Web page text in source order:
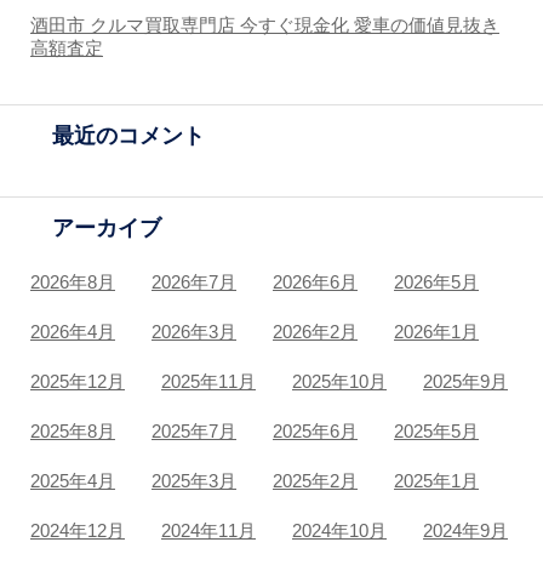
酒田市 クルマ買取専門店 今すぐ現金化 愛車の価値見抜き
高額査定
最近のコメント
アーカイブ
2026年8月 2026年7月 2026年6月 2026年5月
2026年4月 2026年3月 2026年2月 2026年1月
2025年12月 2025年11月 2025年10月 2025年9月
2025年8月 2025年7月 2025年6月 2025年5月
2025年4月 2025年3月 2025年2月 2025年1月
2024年12月 2024年11月 2024年10月 2024年9月